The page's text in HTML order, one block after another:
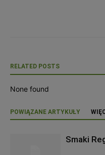
RELATED POSTS
None found
POWIĄZANE ARTYKUŁY
Smaki